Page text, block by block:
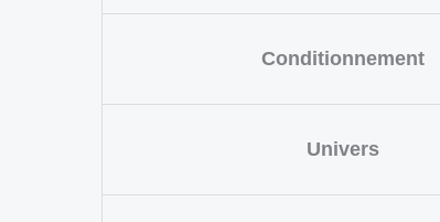
Conditionnement
Univers